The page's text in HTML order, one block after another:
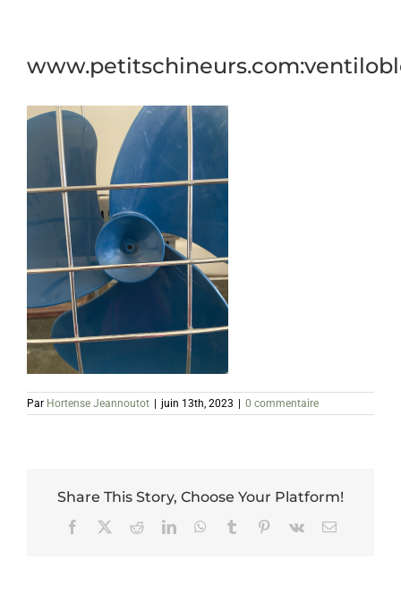
Par Hortense Jeannoutot juin 13th, 2023 0 commentaire
Share This Story, Choose Your Platform!
Facebook RedditLinkedInWhatsApp
Tumblr Pinterest
Vk Email